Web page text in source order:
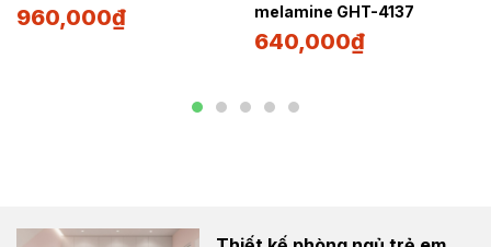
960,000₫
melamine GHT-4137
640,000₫